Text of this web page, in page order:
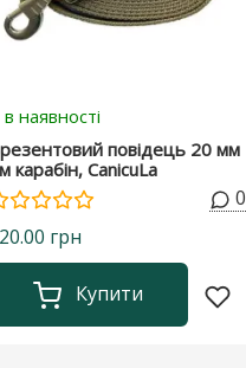
наявності
повідець 20 мм
карабін, CanicuLa
0
грн
Купити